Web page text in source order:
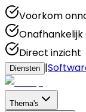
Voorkom
Onafhankelijk
Direct inzicht
Diensten |
Thema's